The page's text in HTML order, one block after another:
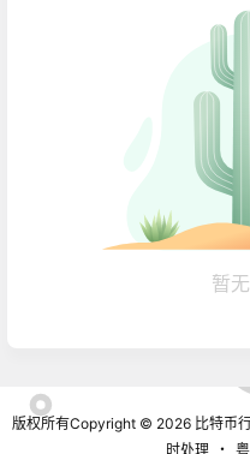
暂
版权所有Copyright © 2026 比特币
时处理
・